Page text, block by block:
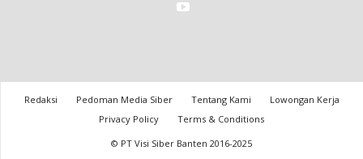
Redaksi Pedoman Media Siber Tentang Kami
Lowongan Kerja
Privacy Policy
Terms & Conditions
© PT Visi Siber Banten 2016-2025